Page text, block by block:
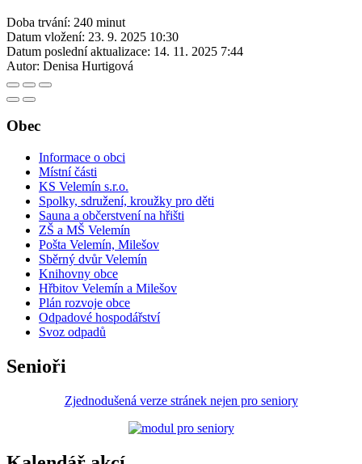
Doba trvání: 240 minut
Datum vložení: 23. 9. 2025 10:30
Datum poslední aktualizace: 14. 11. 2025 7:44
Autor: Denisa Hurtigová
Obec
Informace o obci
Místní části
KS Velemín s.r.o.
Spolky, sdružení, kroužky pro děti
Sauna a občerstvení na hřišti
ZŠ a MŠ Velemín
Pošta Velemín, Milešov
Sběrný dvůr Velemín
Knihovny obce
Hřbitov Velemín a Milešov
Plán rozvoje obce
Odpadové hospodářství
Svoz odpadů
Senioři
Zjednodušená verze stránek nejen pro seniory